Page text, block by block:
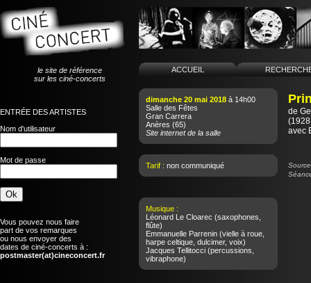
le site de référence
sur les ciné-concerts
ENTRÉE DES ARTISTES
Nom d'utilisateur
Mot de passe
Vous pouvez nous faire
part de vos remarques
ou nous envoyer des
dates de ciné-concerts à :
postmaster(at)cineconcert.fr
ACCUEIL
dimanche 20 mai 2018 à 14h00
Salle des Fêtes
Gran Carrera
Anères (65)
Site internet de la salle
Tarif : non communiqué
Musique :
Léonard Le Cloarec (saxophones,
flûte)
Emmanuelle Parrenin (vielle à roue,
harpe celtique, dulcimer, voix)
Jacques Tellitocci (percussions,
vibraphone)
de
avec